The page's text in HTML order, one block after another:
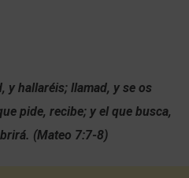
y hallaréis; llamad, y se os
pide, recibe; y el que busca,
(Mateo 7:7-8)